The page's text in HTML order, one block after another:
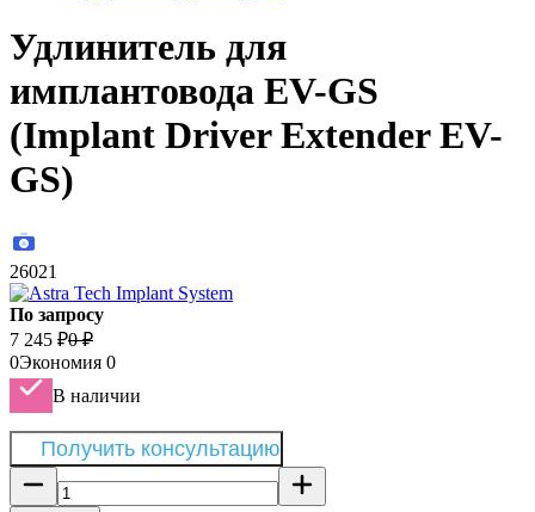
Удлинитель для
имплантовода EV-GS
(Implant Driver Extender EV-
GS)
26021
По запросу
7 245 ₽0 ₽
0Экономия 0
В наличии
Получить консультацию